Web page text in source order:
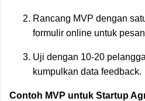
Rancang MVP dengan
formulir online untuk
Uji dengan 10-20
kumpulkan data feedback.
Contoh MVP untuk Startup